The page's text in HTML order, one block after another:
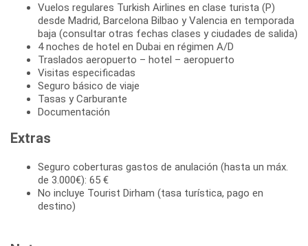
Vuelos regulares Turkish Airlines en clase turista (P)
desde Madrid, Barcelona Bilbao y Valencia en temporada
baja (consultar otras fechas clases y ciudades de salida)
4 noches de hotel en Dubai en régimen A/D
Traslados aeropuerto – hotel – aeropuerto
Visitas especificadas
Seguro básico de viaje
Tasas y Carburante
Documentación
Extras
Seguro coberturas gastos de anulación (hasta un máx.
de 3.000€): 65 €
No incluye Tourist Dirham (tasa turística, pago en
destino)